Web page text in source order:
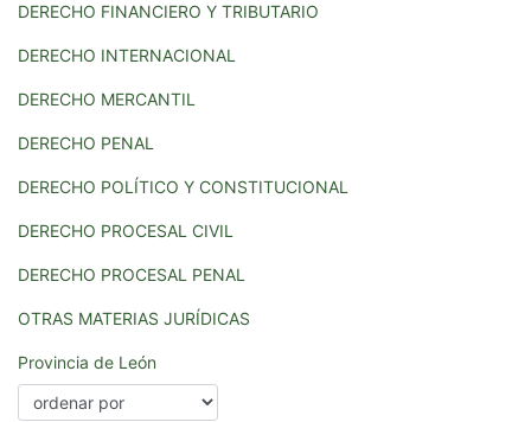
DERECHO FINANCIERO Y TRIBUTARIO
DERECHO INTERNACIONAL
DERECHO MERCANTIL
DERECHO PENAL
DERECHO POLÍTICO Y CONSTITUCIONAL
DERECHO PROCESAL CIVIL
DERECHO PROCESAL PENAL
OTRAS MATERIAS JURÍDICAS
Provincia de León